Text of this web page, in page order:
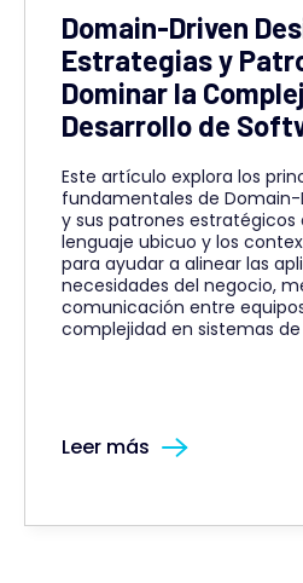
Domain-Driven
Estrategias y
Dominar la
Desarrollo de
Este artículo explora los
fundamentales de Domain-
y sus patrones estratégicos
lenguaje ubicuo y los
para ayudar a alinear las
necesidades del negocio,
comunicación entre
complejidad en sistemas
Leer más